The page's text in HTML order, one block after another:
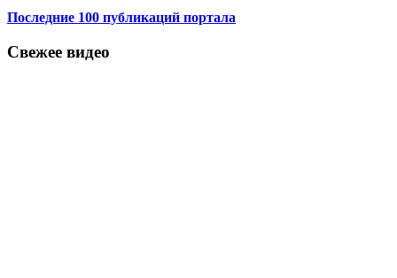
Последние 100 публикаций портала
Свежее видео